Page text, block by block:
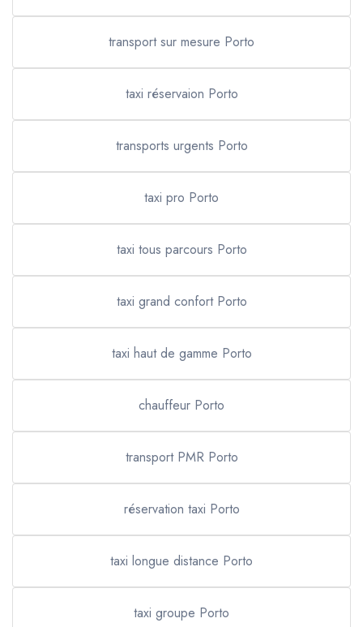
transport sur mesure Porto
taxi réservaion Porto
transports urgents Porto
taxi pro Porto
taxi tous parcours Porto
taxi grand confort Porto
taxi haut de gamme Porto
chauffeur Porto
transport PMR Porto
réservation taxi Porto
taxi longue distance Porto
taxi groupe Porto